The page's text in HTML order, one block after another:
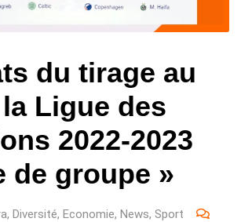
du tirage au
Ligue des
2022-2023
de groupe »
, Diversité, Economie, News, Sport